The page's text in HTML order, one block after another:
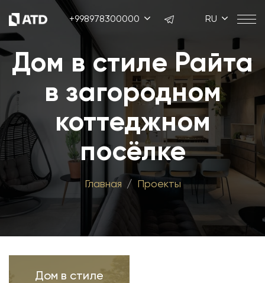
+998978300000 RU
Дом в стиле Райта
в загородном
коттеджном
посёлке
Главная Проекты
Дом в стиле